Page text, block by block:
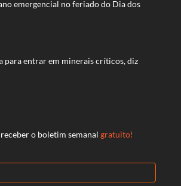
emergencial no feriado do Dia dos
para entrar em minerais críticos, diz
o boletim semanal gratuito!